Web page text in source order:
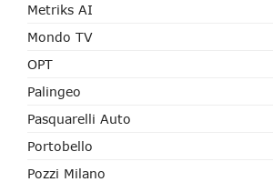
Metriks AI
Mondo TV
OPT
Palingeo
Pasquarelli Auto
Portobello
Pozzi Milano